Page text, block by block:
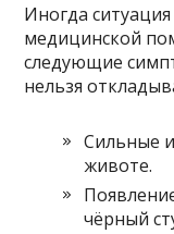
Иногда
медицинской
следующие
нельзя
Сильные
животе.
чёрный